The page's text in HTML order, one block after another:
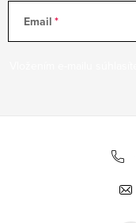
Email